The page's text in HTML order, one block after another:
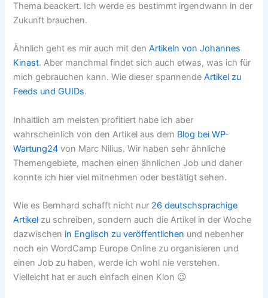
Thema beackert. Ich werde es bestimmt irgendwann in der
Zukunft brauchen.
Ähnlich geht es mir auch mit denArtikeln von Johannes
Kinast. Aber manchmal findet sich auch etwas, was ich für
mich gebrauchen kann. Wie dieser spannendeArtikel zu
Feeds und GUIDs.
Inhaltlich am meisten profitiert habe ich aber
wahrscheinlich von den Artikel aus dem Blog bei WP-
Wartung24 von Marc Nilius. Wir haben sehr ähnliche
Themengebiete, machen einen ähnlichen Job und daher
konnte ich hier viel mitnehmen oder bestätigt sehen.
Wie es Bernhard schafft nicht nur 26 deutschsprachige
Artikel zu schreiben, sondern auch die Artikel in der Woche
dazwischen in Englisch zu veröffentlichen und nebenher
noch ein WordCamp Europe Online zu organisieren und
einen Job zu haben, werde ich wohl nie verstehen.
Vielleicht hat er auch einfach einen Klon 😉